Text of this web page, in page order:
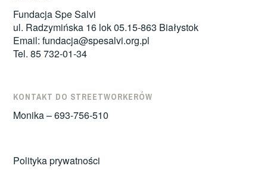
Fundacja Spe Salvi
ul. Radzymińska 16 lok 05.15-863 Białystok
Email:fundacja@spesalvi.org.pl
Tel. 85 732-01-34
KONTAKT DO STREETWORKERÓW
Monika – 693-756-510
Polityka prywatności